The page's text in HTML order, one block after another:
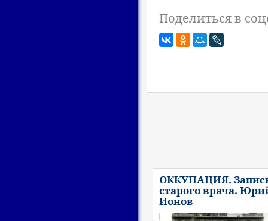
Поделиться в
ОККУПАЦИЯ.
старого врача.
Ионов